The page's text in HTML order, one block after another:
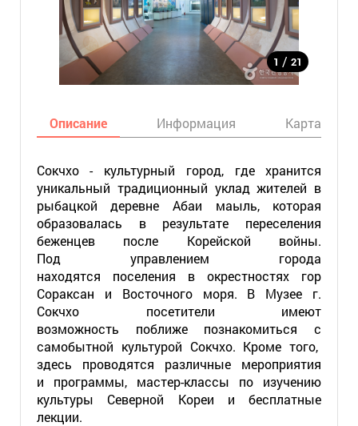
1 / 21
Описание Информация Карта
Сокчхо - культурный город, где хранится
уникальный традиционный уклад жителей в
рыбацкой деревне Абаи маыль, которая
образовалась в результате переселения
беженцев после Корейской войны.
Под управлением города
находятся поселения в окрестностях гор
Сораксан и Восточного моря. В Музее г.
Сокчхо посетители имеют
возможность поближе познакомиться с
самобытной культурой Сокчхо. Кроме того,
здесь проводятся различные мероприятия
и программы, мастер-классы по изучению
культуры Северной Кореи и бесплатные
лекции.